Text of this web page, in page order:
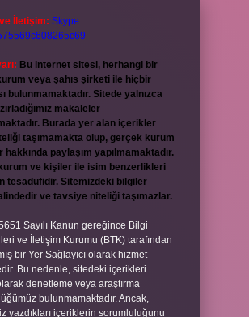
İletişim: Skype:
Bu internet sitesi, herhangi bir
veya şahıs şirketi ile hiçbir
bulunmamaktadır. Sitede yalnızca
makaleler
Burada yer alan içerikler
taşımamakta olup, gerçek kurum
paylaşım yapılmamaktadır.
ve kişiler ile isim benzerlikleri
tesadüfidir. Sitemizdeki bilgiler
ve tavsiye niteliği taşımazlar.
Sayılı Kanun gereğince Bilgi
ve İletişim Kurumu (BTK) tarafından
bir Yer Sağlayıcı olarak hizmet
Bu nedenle, sitedeki içerikleri
denetleme veya araştırma
bulunmamaktadır. Ancak,
yazdıkları içeriklerin sorumluluğunu